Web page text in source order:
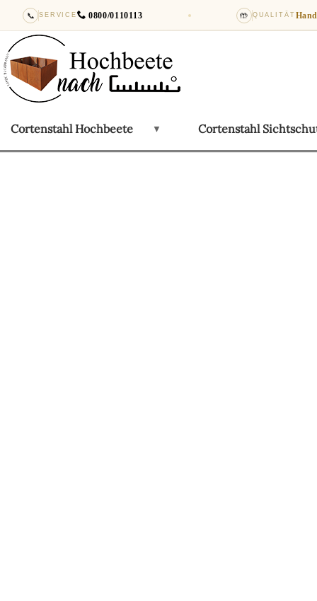
📞 SERVICE 0800/0110113 🤲 QUALITÄT
Cortenstahl Hochbeete ▼ Cortenstahl